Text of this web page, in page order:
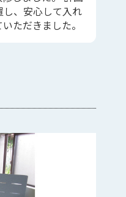
、安心して入れ
ただきました。